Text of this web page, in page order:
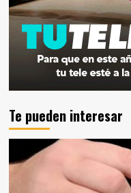
Te pueden interesar